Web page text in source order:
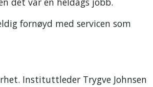
fornøyd med servicen som
Instituttleder Trygve Johnsen